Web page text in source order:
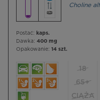
Choline
Postać: kaps.
Dawka: 400 mg
Opakowanie: 14 szt.
18
65+
CIĄŻA